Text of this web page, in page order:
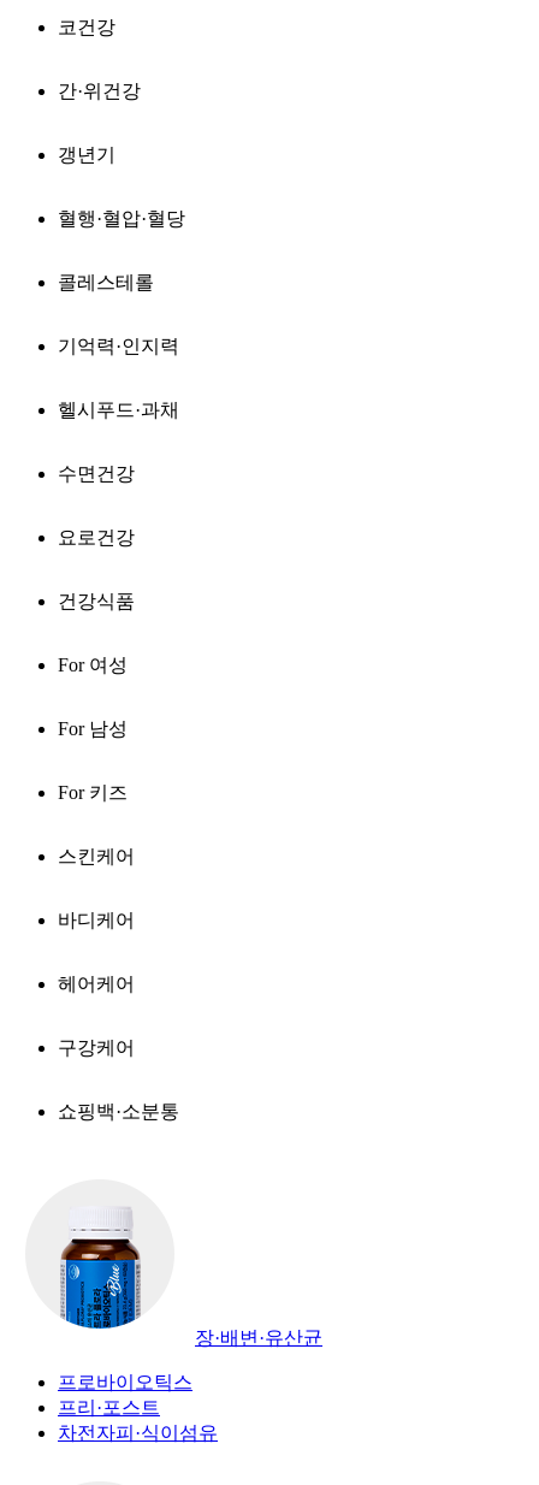
코건강
간·위건강
갱년기
혈행·혈압·혈당
콜레스테롤
기억력·인지력
헬시푸드·과채
수면건강
요로건강
건강식품
For 여성
For 남성
For 키즈
스킨케어
바디케어
헤어케어
구강케어
쇼핑백·소분통
장·배변·유산균
프로바이오틱스
프리·포스트
차전자피·식이섬유